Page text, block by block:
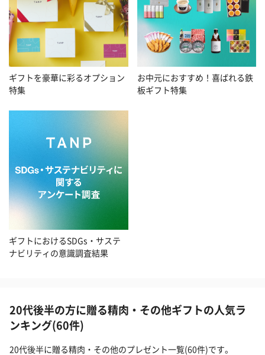
ギフトを豪華に彩るオプション
特集
お中元におすすめ！喜ばれる鉄
板ギフト特集
ギフトにおけるSDGs・サステ
ナビリティの意識調査結果
20代後半の方に贈る精肉・その他ギフトの人気ラ
ンキング(60件)
20代後半に贈る精肉・その他のプレゼント一覧(60件)です。